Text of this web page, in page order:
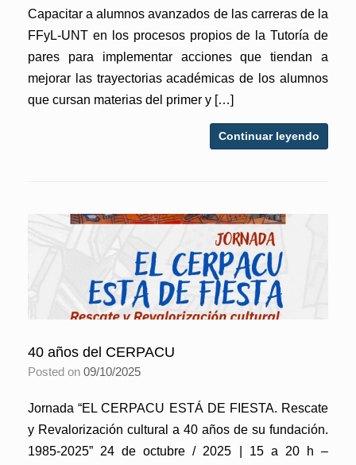
Capacitar a alumnos avanzados de las carreras de la
FFyL-UNT en los procesos propios de la Tutoría de
pares para implementar acciones que tiendan a
mejorar las trayectorias académicas de los alumnos
que cursan materias del primer y […]
Continuar leyendo
40 años del CERPACU
Posted on 09/10/2025
Jornada “EL CERPACU ESTÁ DE FIESTA. Rescate
y Revalorización cultural a 40 años de su fundación.
1985-2025” 24 de octubre / 2025 | 15 a 20 h –